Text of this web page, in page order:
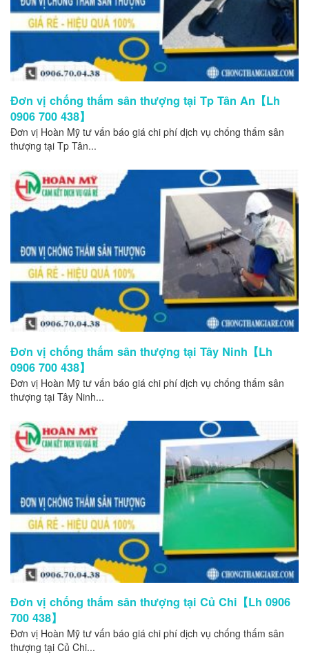
Đơn vị chống thấm sân thượng tại Tp Tân An【Lh
0906 700 438】
Đơn vị Hoàn Mỹ tư vấn báo giá chi phí dịch vụ chống thấm sân
thượng tại Tp Tân...
Đơn vị chống thấm sân thượng tại Tây Ninh【Lh
0906 700 438】
Đơn vị Hoàn Mỹ tư vấn báo giá chi phí dịch vụ chống thấm sân
thượng tại Tây Ninh...
Đơn vị chống thấm sân thượng tại Củ Chi【Lh 0906
700 438】
Đơn vị Hoàn Mỹ tư vấn báo giá chi phí dịch vụ chống thấm sân
thượng tại Củ Chi...